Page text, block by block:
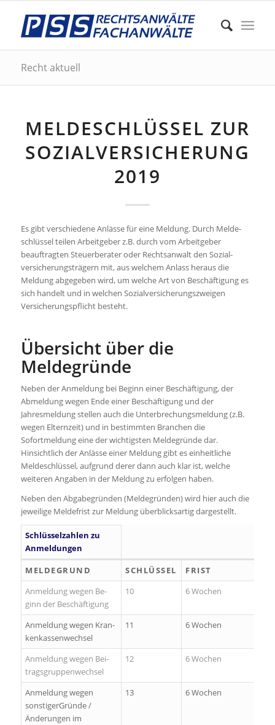
Recht aktuell
MELDESCHLÜSSEL ZUR
SOZIALVERSICHERUNG
2019
Es gibt verschiedene Anlässe für eine Meldung. Durch Melde­
schlüssel teilen Arbeitgeber z.B. durch vom Arbeitgeber
beauftragten Steuerberater oder Rechtsanwalt den Sozial­
versicherungs­trägern mit, aus welchem Anlass heraus die
Meldung abgegeben wird, um welche Art von Beschäftigung es
sich handelt und in welchen Sozialversicherungszweigen
Versicherungs­pflicht besteht.
Übersicht über die
Meldegründe
Neben der Anmeldung bei Beginn einer Beschäftigung, der
Abmeldung wegen Ende einer Beschäftigung und der
Jahresmeldung stellen auch die Unterbrechungsmeldung (z.B.
wegen Elternzeit) und in bestimmten Branchen die
Sofortmeldung eine der wichtigsten Meldegründe dar.
Hinsichtlich der Anlässe einer Meldung gibt es einheitliche
Meldeschlüssel, aufgrund derer dann auch klar ist, welche
weiteren Angaben in der Meldung zu erfolgen haben.
Neben den Abgabegründen (Meldegründen) wird hier auch die
jeweilige Meldefrist zur Meldung überblicksartig dargestellt.
Schlüsselzahlen zu
Anmeldungen
MEL­DE­GRUND
SCHLÜSSEL
FRIST
Anmeldung wegen Be­
ginn der Be­schäf­ti­gung
10 6 Wochen
Anmeldung wegen Kran­
ken­kas­sen­wech­sel
11 6 Wochen
Anmeldung wegen Bei­
trags­grup­pen­wech­sel
12 6 Wochen
Anmeldung wegen
sonstigerGründe /
Änderungen im
13 6 Wochen